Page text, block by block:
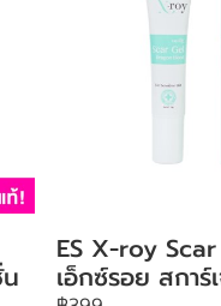
ES X-roy
เอ็กซ์รอย สการ์